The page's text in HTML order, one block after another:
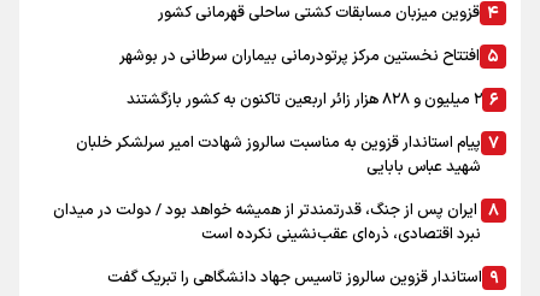
قزوین میزبان مسابقات کشتی ساحلی قهرمانی کشور
افتتاح نخستین مرکز پرتودرمانی بیماران سرطانی در بوشهر
۲ میلیون و ۸۲۸ هزار زائر اربعین تاکنون به کشور بازگشتند
پیام استاندار قزوین به مناسبت سالروز شهادت امیر سرلشکر خلبان
شهید عباس بابایی
ایران پس از جنگ، قدرتمندتر از همیشه خواهد بود / دولت در میدان
نبرد اقتصادی، ذره‌ای عقب‌نشینی نکرده است
استاندار قزوین سالروز تاسیس جهاد دانشگاهی را تبریک گفت